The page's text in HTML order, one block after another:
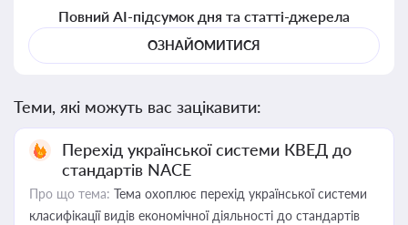
Повний AI-підсумок дня та статті-джерела
ОЗНАЙОМИТИСЯ
Теми, які можуть вас зацікавити:
Перехід української системи КВЕД до
стандартів NACE
Про що тема: Тема охоплює перехід української системи
класифікації видів економічної діяльності до стандартів